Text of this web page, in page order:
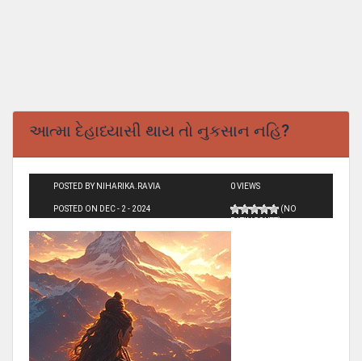
આત્મા દેહાધ્યાસી થાય તો નુકસાન નહિ?
POSTED BY NIHARIKA.RAVIA
POSTED ON DEC - 2 - 2024
0 VIEWS
(NO
RATINGS YET)